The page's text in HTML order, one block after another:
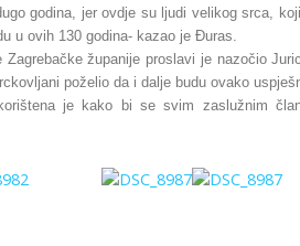
godina, jer ovdje su ljudi velikog srca,
u ovih 130 godina- kazao je Đuras.
Zagrebačke županije proslavi je nazočio
poželio da i dalje budu ovako
je kako bi se svim zaslužnim